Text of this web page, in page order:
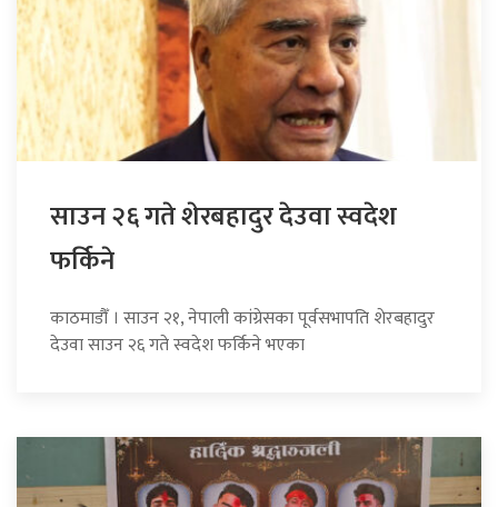
साउन २६ गते शेरबहादुर देउवा स्वदेश
फर्किने
काठमाडौँ । साउन २१, नेपाली कांग्रेसका पूर्वसभापति शेरबहादुर
देउवा साउन २६ गते स्वदेश फर्किने भएका